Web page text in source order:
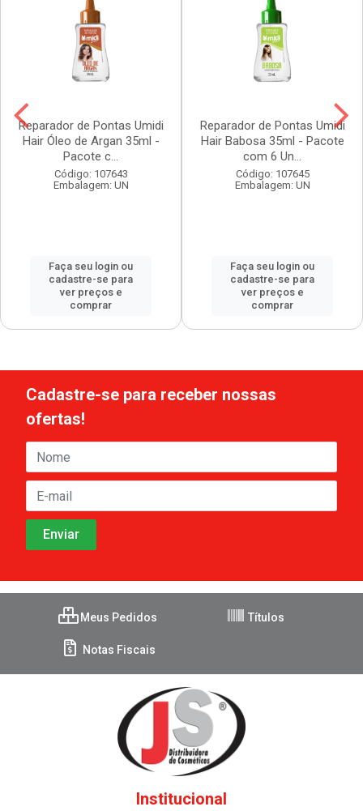
Reparador de Pontas Umidi
Hair Óleo de Argan 35ml -
Pacote c...
Código: 107643
Embalagem: UN
Faça seu login ou
cadastre-se para
ver preços e
comprar
Reparador de Pontas Umidi
Hair Babosa 35ml - Pacote
com 6 Un...
Código: 107645
Embalagem: UN
Faça seu login ou
cadastre-se para
ver preços e
comprar
Cadastre-se para receber nossas
ofertas!
Meus Pedidos Títulos
Notas Fiscais
Institucional